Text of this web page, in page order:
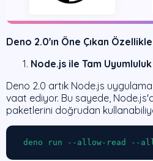
Deno 2.0'ın Öne Çıkan
Node.js ile Tam Uyumluluk
Deno 2.0 artık Node.js
vaat ediyor. Bu sayede,
paketlerini doğrudan
deno run --allow-read --